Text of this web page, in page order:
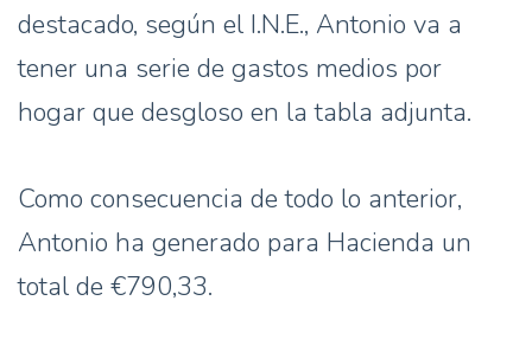
destacado, según el I.N.E., Antonio va a
tener una serie de gastos medios por
hogar que desgloso en la tabla adjunta.
Como consecuencia de todo lo anterior,
Antonio ha generado para Hacienda un
total de €790,33.